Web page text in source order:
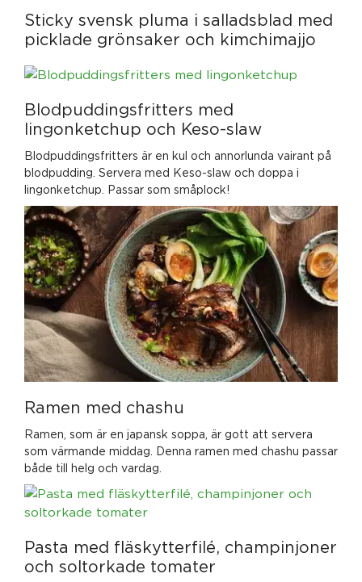
Sticky svensk pluma i salladsblad med
picklade grönsaker och kimchimajjo
Blodpuddingsfritters med
lingonketchup och Keso-slaw
Blodpuddingsfritters är en kul och annorlunda vairant på
blodpudding. Servera med Keso-slaw och doppa i
lingonketchup. Passar som småplock!
Ramen med chashu
Ramen, som är en japansk soppa, är gott att servera
som värmande middag. Denna ramen med chashu passar
både till helg och vardag.
Pasta med fläskytterfilé, champinjoner
och soltorkade tomater